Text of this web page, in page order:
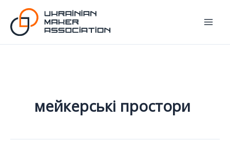
Перейти
вмісту
мейкерські простори